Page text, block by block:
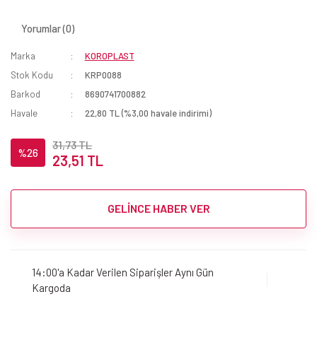
Yorumlar (0)
Marka
KOROPLAST
Stok Kodu
KRP0088
Barkod
8690741700882
Havale
22,80 TL (%3,00 havale indirimi)
%26
31,73 TL
23,51 TL
GELİNCE HABER VER
14:00'a Kadar Verilen Siparişler Aynı Gün
Kargoda